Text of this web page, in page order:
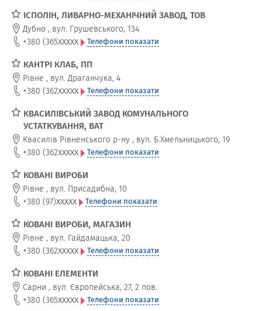
ІСПОЛІН, ЛИВАРНО-МЕХАНІЧНИЙ ЗАВОД, ТОВ
Дубно , вул. Грушевського, 134
+380 (365xxxxx Телефони показати
КАНТРІ КЛАБ, ПП
Рівне , вул. Драганчука, 4
+380 (362xxxxx Телефони показати
КВАСИЛІВСЬКИЙ ЗАВОД КОМУНАЛЬНОГО
УСТАТКУВАННЯ, ВАТ
Квасилів Рівненського р-ну , вул. Б.Хмельницького, 19
+380 (362xxxxx Телефони показати
КОВАНІ ВИРОБИ
Рівне , вул. Присадибна, 10
+380 (97)xxxxx Телефони показати
КОВАНІ ВИРОБИ, МАГАЗИН
Рівне , вул. Гайдамацька, 20
+380 (362xxxxx Телефони показати
КОВАНІ ЕЛЕМЕНТИ
Сарни , вул. Європейська, 27, 2 пов.
+380 (365xxxxx Телефони показати